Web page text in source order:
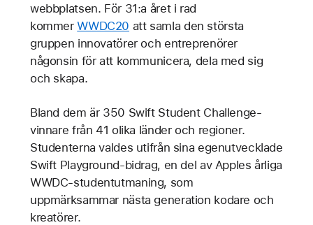
webbplatsen. För 31:a året i rad
kommerWWDC20 att samla den största
gruppen innovatörer och entreprenörer
någonsin för att kommunicera, dela med sig
och skapa.
Bland dem är 350 Swift Student Challenge-
vinnare från 41 olika länder och regioner.
Studenterna valdes utifrån sina egenutvecklade
Swift Playground-bidrag, en del av Apples årliga
WWDC-studentutmaning, som
uppmärksammar nästa generation kodare och
kreatörer.